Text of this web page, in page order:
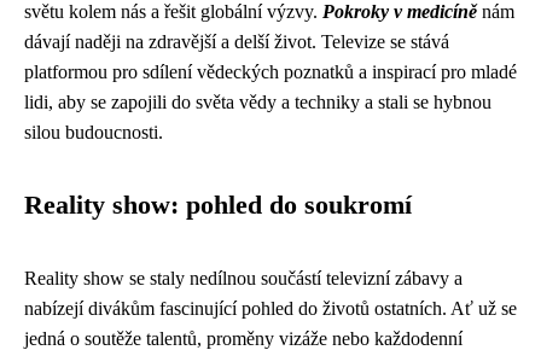
světu kolem nás a řešit globální výzvy. Pokroky v medicíněnám
dávají naději na zdravější a delší život. Televize se stává
platformou pro sdílení vědeckých poznatků a inspirací pro mladé
lidi, aby se zapojili do světa vědy a techniky a stali se hybnou
silou budoucnosti.
Reality show: pohled do soukromí
Reality show se staly nedílnou součástí televizní zábavy a
nabízejí divákům fascinující pohled do životů ostatních. Ať už se
jedná o soutěže talentů, proměny vizáže nebo každodenní